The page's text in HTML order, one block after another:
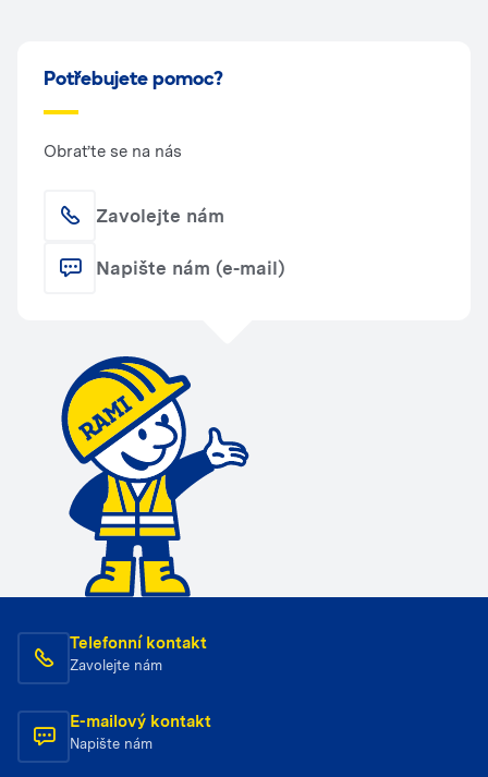
Potřebujete pomoc?
Obraťte se na nás
Zavolejte nám
Napište nám (e-mail)
Telefonní kontakt
Zavolejte nám
E-mailový kontakt
Napište nám